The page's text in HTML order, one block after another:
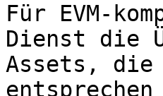
Für EVM-
Dienst die
Assets, die